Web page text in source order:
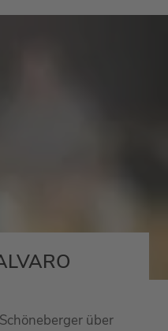
über